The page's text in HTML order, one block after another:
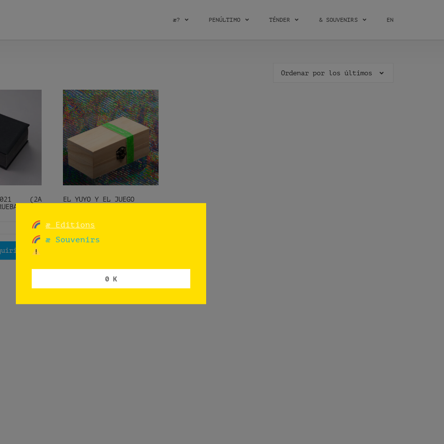
æ? PENÚLTIMO TÉNDER & SOUVENIRS EN
Ordenar por los últimos
(2A
DE
EL YUYO Y EL JUEGO
Apoyar y adquirir
æ Editions
æ Souvenirs
0 K